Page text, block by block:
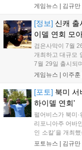
부터 굿스마일컴
식 홈페이지에서
게임뉴스 | 김규만
[정보] 신캐 출
이델 연회 모
검은사막이 7월
개최하고 대규모
7월 29일 출시되
월 7일 75레벨로
선 등 다양한 편
아페론, 대양 콘텐
게임뉴스 | 이주훈
[포토] 북미 서
하이델 연회'
펄어비스가 북미
리포니아주 어바
인 소칼’을 개최
테르미안 축제 콘
포토뉴스 | 김규만